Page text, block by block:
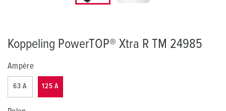
Koppeling PowerTOP® Xtra R TM 24985
Ampère
63 A 125 A